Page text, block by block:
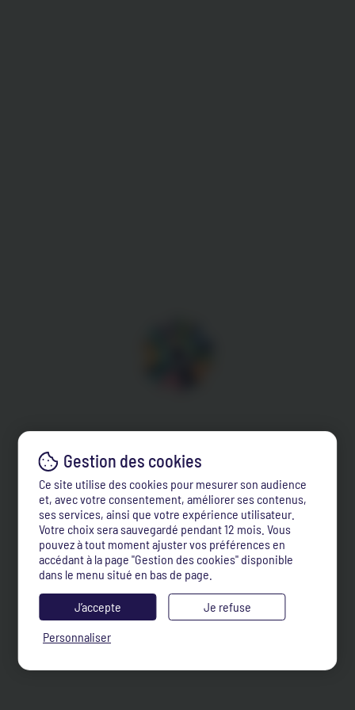
Ce site utilise des cookies pour mesurer son audience
et, avec votre consentement, améliorer ses contenus,
ses services, ainsi que votre expérience utilisateur.
Votre choix sera sauvegardé pendant 12 mois. Vous
pouvez à tout moment ajuster vos préférences en
accédant à la page "Gestion des cookies" disponible
dans le menu situé en bas de page.
J’accepte
Je refuse
Personnaliser